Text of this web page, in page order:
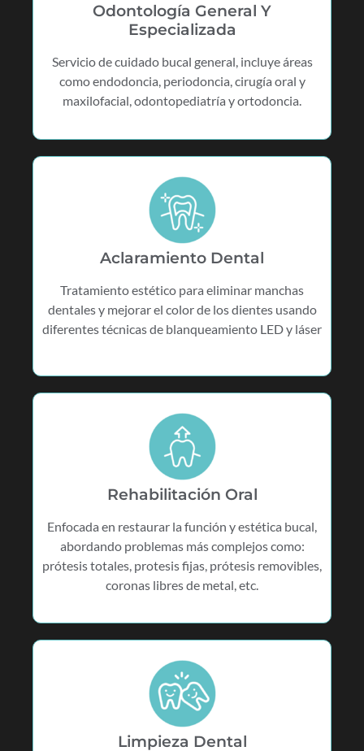
Odontología General Y
Especializada
Servicio de cuidado bucal general, incluye áreas
como endodoncia, periodoncia, cirugía oral y
maxilofacial, odontopediatría y ortodoncia.
Aclaramiento Dental
Tratamiento estético para eliminar manchas
dentales y mejorar el color de los dientes usando
diferentes técnicas de blanqueamiento LED y láser
Rehabilitación Oral
Enfocada en restaurar la función y estética bucal,
abordando problemas más complejos como:
prótesis totales, protesis fijas, prótesis removibles,
coronas libres de metal, etc.
Limpieza Dental